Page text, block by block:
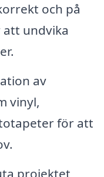
och på
undvika
av
vinyl,
för att
projektet